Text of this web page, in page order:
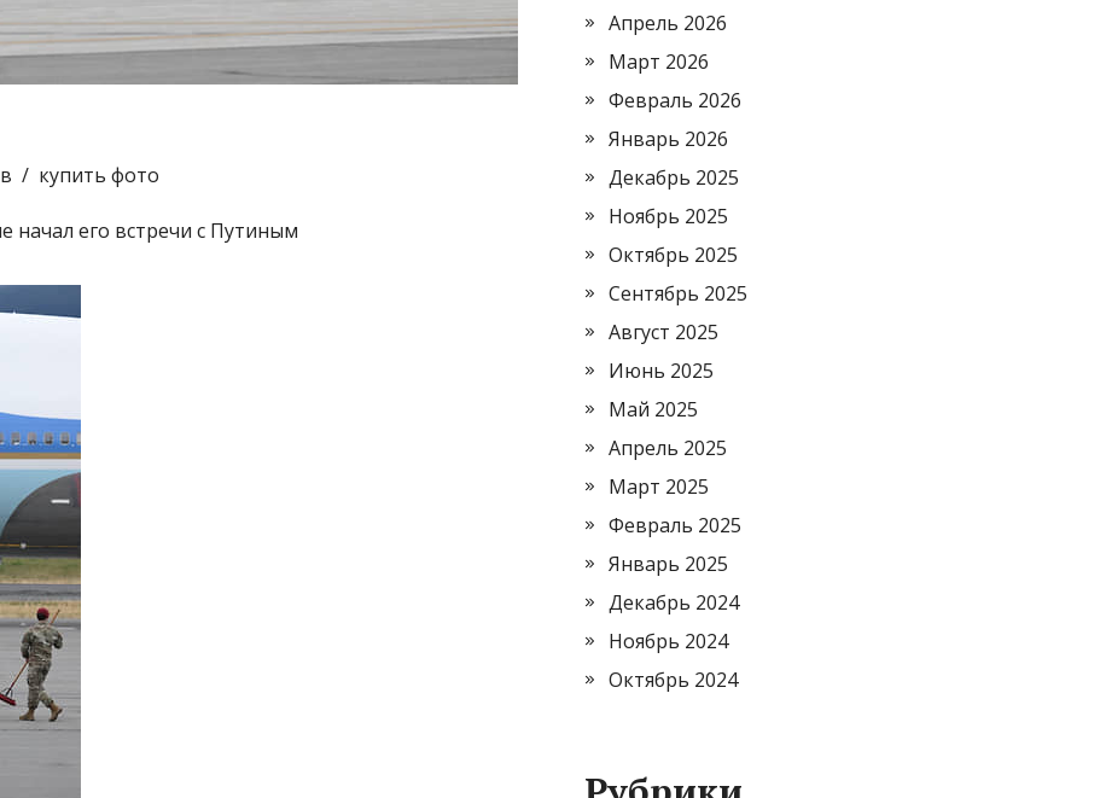
/ купить фото
Апрель 2026
Март 2026
Февраль 2026
Январь 2026
Декабрь 2025
Ноябрь 2025
Октябрь 2025
Сентябрь 2025
Август 2025
Июнь 2025
Май 2025
Апрель 2025
Март 2025
Февраль 2025
Январь 2025
Декабрь 2024
Ноябрь 2024
Октябрь 2024